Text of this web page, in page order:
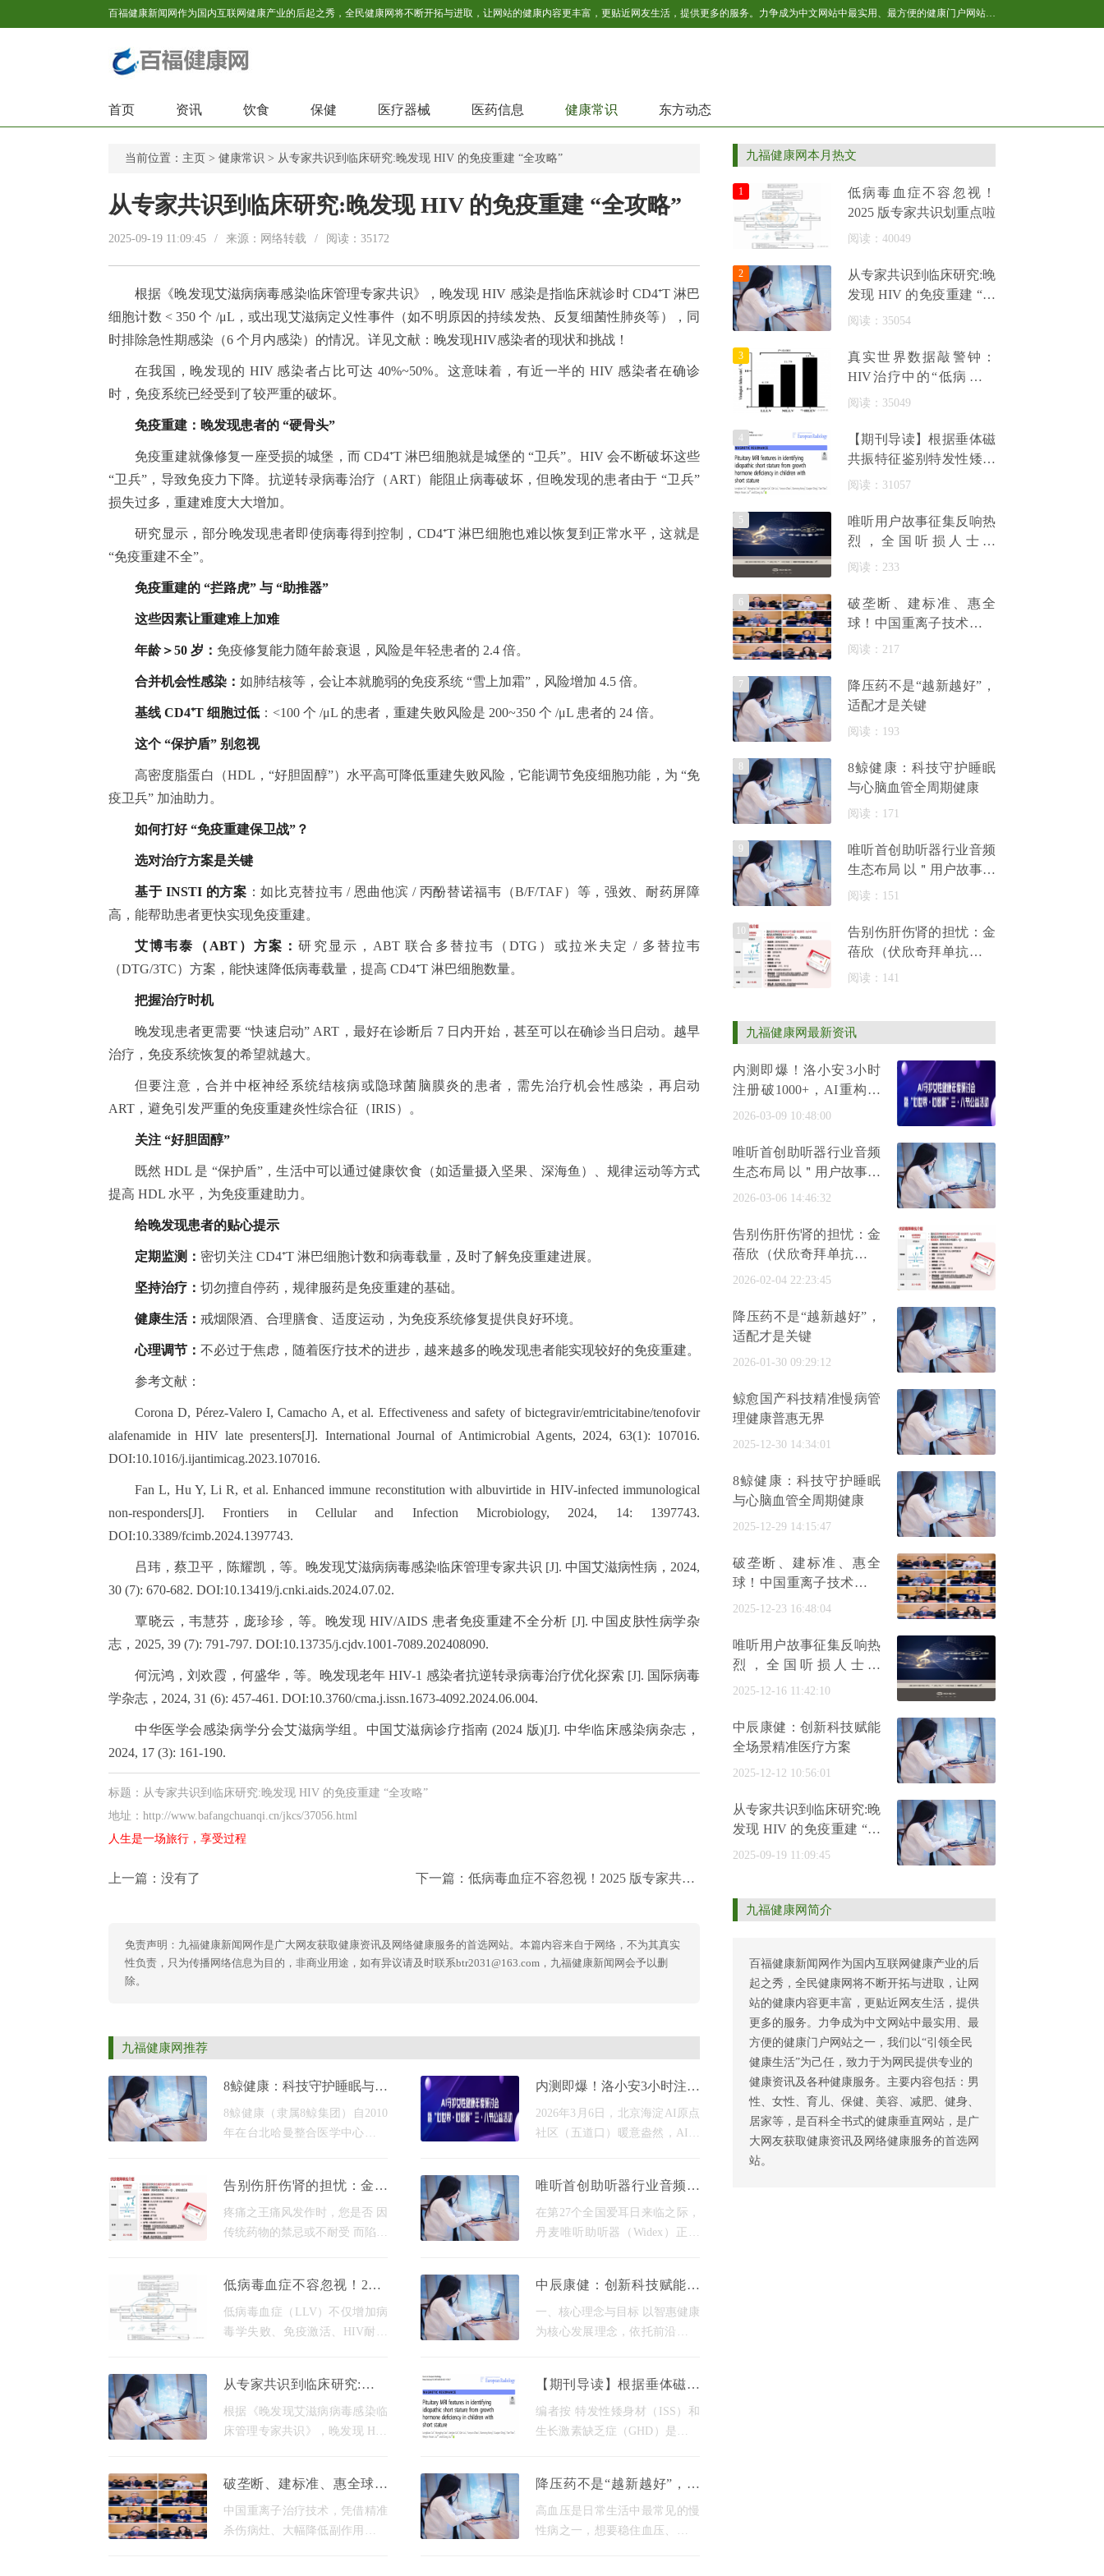
百福健康新闻网作为国内互联网健康产业的后起之秀，全民健康网将不断开拓与进取，让网站的健康内容更丰富，更贴近网友生活，提供更多的服务。力争成为中文网站中最实用、最方便的健康门户网站之一，我们以“引领全民健康生活”为己任，致力于为网民提供专业的健康资讯及各种健康服务。主要内容包括：男性、女性、育儿、保健、美容、减肥、健身、居家等，是百科全书式的健康垂直网站，是广大网友获取健康资讯及网络健康服务的首选网站。
首页 资讯 饮食 保健 医疗器械 医药信息 健康常识 东方动态
当前位置： 主页 > 健康常识 > 从专家共识到临床研究:晚发现 HIV 的免疫重建 “全攻略”
从专家共识到临床研究:晚发现 HIV 的免疫重建 “全攻略”
2025-09-19 11:09:45 / 来源：网络转载 / 阅读： 35172
根据《晚发现艾滋病病毒感染临床管理专家共识》，晚发现 HIV 感染是指临床就诊时 CD4⁺T 淋巴
细胞计数 < 350 个 /μL，或出现艾滋病定义性事件（如不明原因的持续发热、反复细菌性肺炎等），同
时排除急性期感染（6 个月内感染）的情况。详见文献：晚发现HIV感染者的现状和挑战！
在我国，晚发现的 HIV 感染者占比可达 40%~50%。这意味着，有近一半的 HIV 感染者在确诊
时，免疫系统已经受到了较严重的破坏。
免疫重建：晚发现患者的 “硬骨头”
免疫重建就像修复一座受损的城堡，而 CD4⁺T 淋巴细胞就是城堡的 “卫兵”。HIV 会不断破坏这些
“卫兵”，导致免疫力下降。抗逆转录病毒治疗（ART）能阻止病毒破坏，但晚发现的患者由于 “卫兵”
损失过多，重建难度大大增加。
研究显示，部分晚发现患者即使病毒得到控制，CD4⁺T 淋巴细胞也难以恢复到正常水平，这就是
“免疫重建不全”。
免疫重建的 “拦路虎” 与 “助推器”
这些因素让重建难上加难
年龄＞50 岁： 免疫修复能力随年龄衰退，风险是年轻患者的 2.4 倍。
合并机会性感染： 如肺结核等，会让本就脆弱的免疫系统 “雪上加霜”，风险增加 4.5 倍。
基线 CD4⁺T 细胞过低 ：<100 个 /μL 的患者，重建失败风险是 200~350 个 /μL 患者的 24 倍。
这个 “保护盾” 别忽视
高密度脂蛋白（HDL，“好胆固醇”）水平高可降低重建失败风险，它能调节免疫细胞功能，为 “免
疫卫兵” 加油助力。
如何打好 “免疫重建保卫战”？
选对治疗方案是关键
基于 INSTI 的方案 ：如比克替拉韦 / 恩曲他滨 / 丙酚替诺福韦（B/F/TAF）等，强效、耐药屏障
高，能帮助患者更快实现免疫重建。
艾博韦泰（ABT）方案：研究显示，ABT 联合多替拉韦（DTG）或拉米夫定 / 多替拉韦
（DTG/3TC）方案，能快速降低病毒载量，提高 CD4⁺T 淋巴细胞数量。
把握治疗时机
晚发现患者更需要 “快速启动” ART，最好在诊断后 7 日内开始，甚至可以在确诊当日启动。越早
治疗，免疫系统恢复的希望就越大。
但要注意，合并中枢神经系统结核病或隐球菌脑膜炎的患者，需先治疗机会性感染，再启动
ART，避免引发严重的免疫重建炎性综合征（IRIS）。
关注 “好胆固醇”
既然 HDL 是 “保护盾”，生活中可以通过健康饮食（如适量摄入坚果、深海鱼）、规律运动等方式
提高 HDL 水平，为免疫重建助力。
给晚发现患者的贴心提示
定期监测： 密切关注 CD4⁺T 淋巴细胞计数和病毒载量，及时了解免疫重建进展。
坚持治疗： 切勿擅自停药，规律服药是免疫重建的基础。
健康生活： 戒烟限酒、合理膳食、适度运动，为免疫系统修复提供良好环境。
心理调节： 不必过于焦虑，随着医疗技术的进步，越来越多的晚发现患者能实现较好的免疫重建。
参考文献：
Corona D, Pérez-Valero I, Camacho A, et al. Effectiveness and safety of bictegravir/emtricitabine/tenofovir
alafenamide in HIV late presenters[J]. International Journal of Antimicrobial Agents, 2024, 63(1): 107016.
DOI:10.1016/j.ijantimicag.2023.107016.
Fan L, Hu Y, Li R, et al. Enhanced immune reconstitution with albuvirtide in HIV-infected immunological
non-responders[J]. Frontiers in Cellular and Infection Microbiology, 2024, 14: 1397743.
DOI:10.3389/fcimb.2024.1397743.
吕玮，蔡卫平，陈耀凯，等。晚发现艾滋病病毒感染临床管理专家共识 [J]. 中国艾滋病性病，2024,
30 (7): 670-682. DOI:10.13419/j.cnki.aids.2024.07.02.
覃晓云，韦慧芬，庞珍珍，等。晚发现 HIV/AIDS 患者免疫重建不全分析 [J]. 中国皮肤性病学杂
志，2025, 39 (7): 791-797. DOI:10.13735/j.cjdv.1001-7089.202408090.
何沅鸿，刘欢霞，何盛华，等。晚发现老年 HIV-1 感染者抗逆转录病毒治疗优化探索 [J]. 国际病毒
学杂志，2024, 31 (6): 457-461. DOI:10.3760/cma.j.issn.1673-4092.2024.06.004.
中华医学会感染病学分会艾滋病学组。中国艾滋病诊疗指南 (2024 版)[J]. 中华临床感染病杂志，
2024, 17 (3): 161-190.
标题：从专家共识到临床研究:晚发现 HIV 的免疫重建 “全攻略”
地址：http://www.bafangchuanqi.cn/jkcs/37056.html
人生是一场旅行，享受过程
上一篇：没有了 下一篇：低病毒血症不容忽视！2025 版专家共识划重点啦
免责声明：九福健康新闻网作是广大网友获取健康资讯及网络健康服务的首选网站。本篇内容来自于网络，不为其真实
性负责，只为传播网络信息为目的，非商业用途，如有异议请及时联系btr2031@163.com，九福健康新闻网会予以删
除。
九福健康网推荐
8鲸健康：科技守护睡眠与心
脑血管全周期健康
8鲸健康（隶属8鲸集团）自2010
年在台北哈曼整合医学中心启航
余年深耕，已构建起覆盖大中华
区、东南亚、欧洲、美国、
内测即爆！洛小安3小时注册
破1000+，AI重构女性全周
期健康管理新范式
2026年3月6日，北京海淀AI原点
社区（五道口）暖意盎然，AI守
利落幕。这场汇聚卫健委领导、
三甲医院妇产生殖专家、科研领
告别伤肝伤肾的担忧：金蓓
欣（伏欣奇拜单抗）如何实
现精准安全抗炎？
疼痛之王痛风发作时，您是否 因
传统药物的禁忌或不耐受 而陷入
为这类患者带来 精准、长效的抗
炎 新选择。但是作为
唯听首创助听器行业音频生
态布局 以＂用户故事＂重塑
听力健康传播范式 构建
在第27个全国爱耳日来临之际，
丹麦唯听助听器（Widex）正式
局音频内容生态的国际助听器品
牌。这一战略举措不仅开创了
低病毒血症不容忽视！2025
版专家共识划重点啦
低病毒血症（LLV）不仅增加病
毒学失败、免疫激活、HIV耐药
升高密切相关。 中华医学会热带
病与寄生虫病分会艾滋病学组
中辰康健：创新科技赋能全
场景精准医疗方案
一、核心理念与目标 以智惠健康
为核心发展理念，依托前沿技术
构建全链路数字化医疗生态。核
心目标聚焦医疗工作提效、减负
从专家共识到临床研究:晚发
现 HIV 的免疫重建 “全攻略”
根据《晚发现艾滋病病毒感染临
床管理专家共识》，晚发现 HIV
病定义性事件（如不明原因的持
续发热、反复细菌性肺炎等
【期刊导读】根据垂体磁共
振特征鉴别特发性矮身材与
生长激素缺乏症
编者按 特发性矮身材（ISS）和
生长激素缺乏症（GHD）是儿童
标准，但检查为有创性，且耗时
较长、成本较高。近期华中科技
大学
破垄断、建标准、惠全球！
中国重离子技术实现弯道超
车
中国重离子治疗技术，凭借精准
杀伤病灶、大幅降低副作用的核
降压药不是“越新越好”，适
配才是关键
高血压是日常生活中最常见的慢
性病之一，想要稳住血压、保护
九福健康网本月热文
低病毒血症不容忽视！
2025 版专家共识划重点啦
阅读：40049
1
从专家共识到临床研究:晚
发现 HIV 的免疫重建 “全
攻略”
阅读：35054
2
真实世界数据敲警钟：
HIV治疗中的“低病毒血
症”，可能藏着治疗失败
阅读：35049
3
【期刊导读】根据垂体磁
共振特征鉴别特发性矮身
材与生长激素缺乏症
阅读：31057
4
唯听用户故事征集反响热
烈，全国听损人士分
享“自然聆听”的高光时刻
阅读：233
5
破垄断、建标准、惠全
球！中国重离子技术实现
弯道超车
阅读：217
6
降压药不是“越新越好”，
适配才是关键
阅读：193
7
8鲸健康：科技守护睡眠
与心脑血管全周期健康
阅读：171
唯听首创助听器行业音频
生态布局 以＂用户故事＂
重塑听力健康传播范式 构
阅读：151
9
告别伤肝伤肾的担忧：金
蓓欣（伏欣奇拜单抗）如
何实现精准安全抗炎？
阅读：141
九福健康网最新资讯
内测即爆！洛小安3小时
注册破1000+，AI重构女
性全周期健康管理新范式
2026-03-09 10:48:00
唯听首创助听器行业音频
生态布局 以＂用户故事＂
重塑听力健康传播范式 构
2026-03-06 14:46:32
告别伤肝伤肾的担忧：金
蓓欣（伏欣奇拜单抗）如
何实现精准安全抗炎？
2026-02-04 22:23:45
降压药不是“越新越好”，
适配才是关键
2026-01-30 09:29:12
鲸愈国产科技精准慢病管
理健康普惠无界
2025-12-30 14:34:01
8鲸健康：科技守护睡眠
与心脑血管全周期健康
2025-12-29 14:15:47
破垄断、建标准、惠全
球！中国重离子技术实现
弯道超车
2025-12-23 16:48:04
唯听用户故事征集反响热
烈，全国听损人士分
享“自然聆听”的高光时刻
2025-12-16 11:42:10
中辰康健：创新科技赋能
全场景精准医疗方案
2025-12-12 10:56:01
从专家共识到临床研究:晚
发现 HIV 的免疫重建 “全
攻略”
2025-09-19 11:09:45
九福健康网简介
百福健康新闻网作为国内互联网健康产业的后
起之秀，全民健康网将不断开拓与进取，让网
站的健康内容更丰富，更贴近网友生活，提供
更多的服务。力争成为中文网站中最实用、最
方便的健康门户网站之一，我们以“引领全民
健康生活”为己任，致力于为网民提供专业的
健康资讯及各种健康服务。主要内容包括：男
性、女性、育儿、保健、美容、减肥、健身、
居家等，是百科全书式的健康垂直网站，是广
大网友获取健康资讯及网络健康服务的首选网
站。